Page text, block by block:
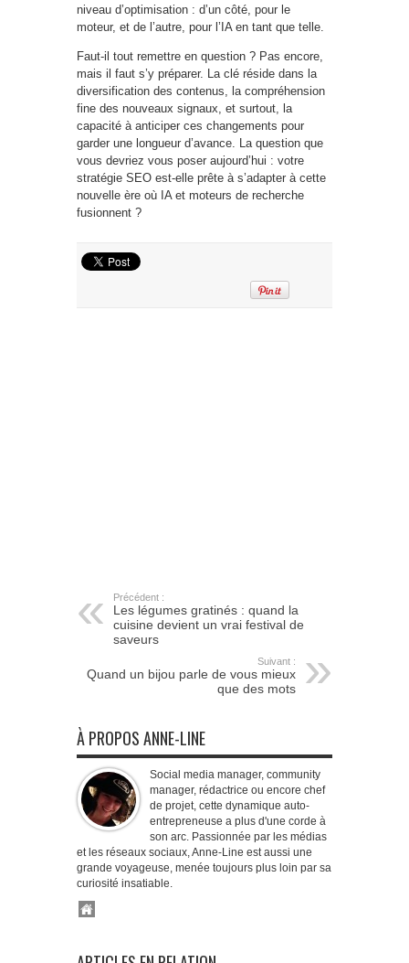
niveau d’optimisation : d’un côté, pour le
moteur, et de l’autre, pour l’IA en tant que telle.
Faut-il tout remettre en question ? Pas encore,
mais il faut s’y préparer. La clé réside dans la
diversification des contenus, la compréhension
fine des nouveaux signaux, et surtout, la
capacité à anticiper ces changements pour
garder une longueur d’avance. La question que
vous devriez vous poser aujourd’hui : votre
stratégie SEO est-elle prête à s’adapter à cette
nouvelle ère où IA et moteurs de recherche
fusionnent ?
Précédent :
Les légumes gratinés : quand la
cuisine devient un vrai festival de
saveurs
Suivant :
Quand un bijou parle de vous mieux
que des mots
À PROPOS ANNE-LINE
Social media manager, community
manager, rédactrice ou encore chef
de projet, cette dynamique auto-
entrepreneuse a plus d'une corde à
son arc. Passionnée par les médias
et les réseaux sociaux, Anne-Line est aussi une
grande voyageuse, menée toujours plus loin par sa
curiosité insatiable.